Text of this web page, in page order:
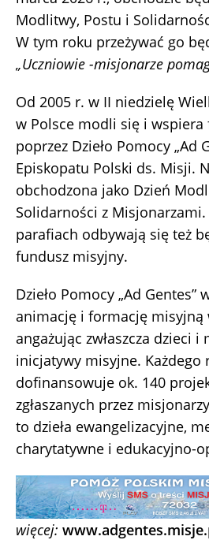
Modlitwy, Postu i
W tym roku przeżywać go
„Uczniowie -misjonarze
Od 2005 r. w II niedzielę
w Polsce modli się i
poprzez Dzieło Pomocy „Ad
Episkopatu Polski ds. Misji.
obchodzona jako Dzień
Solidarności z
parafiach odbywają się też
fundusz misyjny.
Dzieło Pomocy „Ad Gentes”
animację i formację misyjną
angażując zwłaszcza dzieci i
inicjatywy misyjne. Każdego
dofinansowuje ok. 140
zgłaszanych przez
to dzieła ewangelizacyjne,
charytatywne i edukacyjno-
więcej: